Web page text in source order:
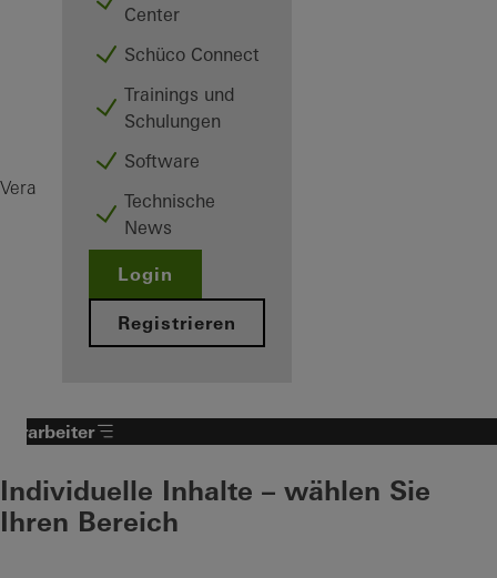
Center
Schüco Connect
Trainings und
Schulungen
Software
Technische
News
Login
Registrieren
Verarbeiter
Verarbeiter
Individuelle Inhalte – wählen Sie
Ihren Bereich